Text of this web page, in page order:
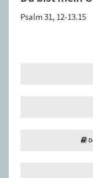
Psalm 31, 12-13.15